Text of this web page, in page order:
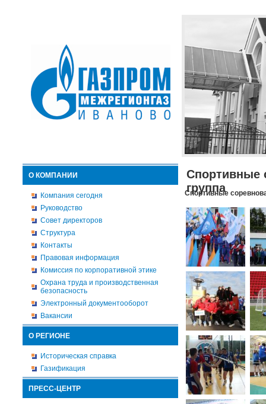
О КОМПАНИИ
Компания сегодня
Руководство
Совет директоров
Структура
Контакты
Правовая информация
Комиссия по корпоративной этике
Охрана труда и производственная
безопасность
Электронный документооборот
Вакансии
О РЕГИОНЕ
Историческая справка
Газификация
ПРЕСС-ЦЕНТР
Спортивные
группа
Спортивные